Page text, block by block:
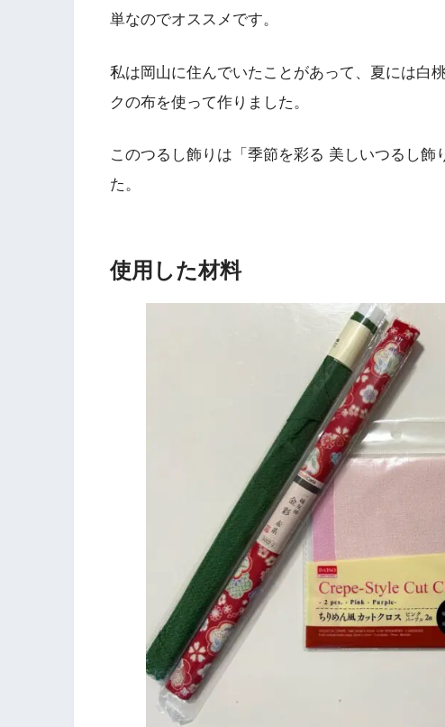
単なのでオススメです。
私は岡山に住んでいたことがあって、夏には白
クの布を使って作りました。
このつるし飾りは「季節を彩る 美しいつるし
た。
使用した材料